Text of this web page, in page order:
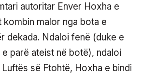
autoritar Enver Hoxha e
malor nga bota e
dekada. Ndaloi fenë (duke e
parë ateist në botë), ndaloi
së Ftohtë, Hoxha e bindi